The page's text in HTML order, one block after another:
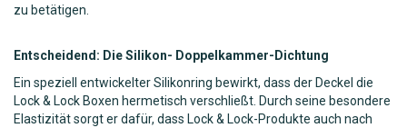
zu betätigen.
Entscheidend: Die Silikon- Doppelkammer-Dichtung
Ein speziell entwickelter Silikonring bewirkt, dass der Deckel die
Lock & Lock Boxen hermetisch verschließt. Durch seine besondere
Elastizität sorgt er dafür, dass Lock & Lock-Produkte auch nach